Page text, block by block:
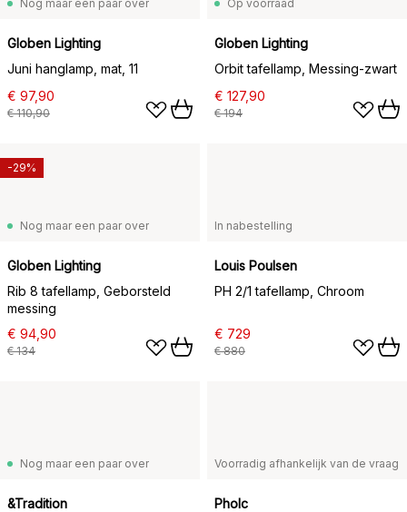
Nog maar een paar over
Globen Lighting
Juni hanglamp, mat, 11
€ 97,90
€ 110,90
Op voorraad
Globen Lighting
Orbit tafellamp, Messing-zwart
€ 127,90
€ 194
Nog maar een paar over
Globen Lighting
Rib 8 tafellamp, Geborsteld
messing
€ 94,90
€ 134
-29%
In nabestelling
Louis Poulsen
PH 2/1 tafellamp, Chroom
€ 729
€ 880
Nog maar een paar over
&Tradition
Voorradig afhankelijk van de vraag
Pholc